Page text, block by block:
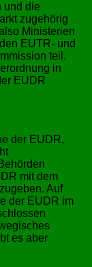
und die
zugehörig
Ministerien
EUTR- und
teil.
in
EUDR
der EUDR,
mit dem
Auf
der EUDR im
es aber